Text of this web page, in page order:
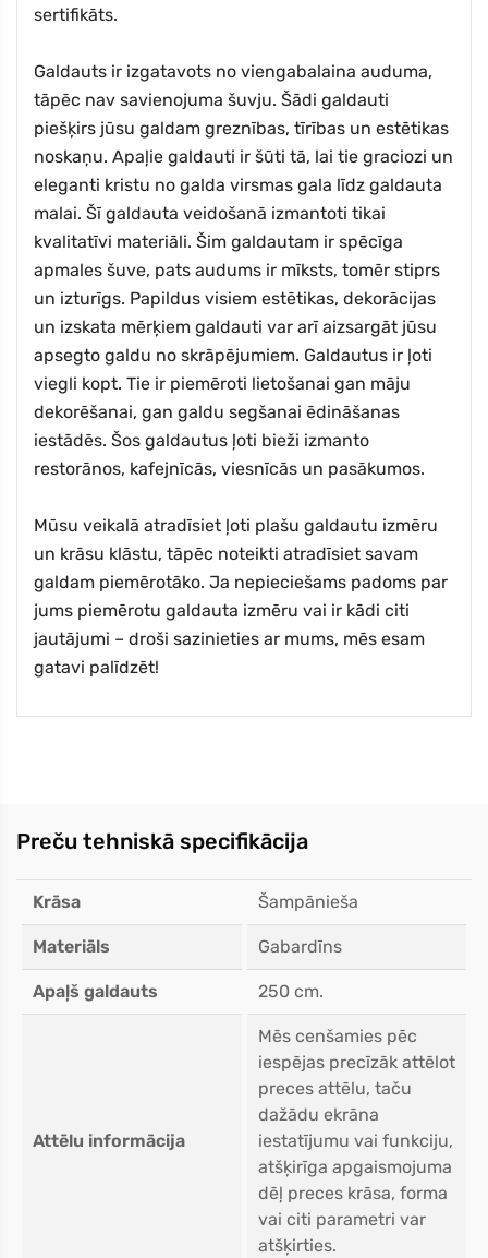
sertifikāts.
Galdauts ir izgatavots no viengabalaina auduma,
tāpēc nav savienojuma šuvju. Šādi galdauti
piešķirs jūsu galdam greznības, tīrības un estētikas
noskaņu. Apaļie galdauti ir šūti tā, lai tie graciozi un
eleganti kristu no galda virsmas gala līdz galdauta
malai. Šī galdauta veidošanā izmantoti tikai
kvalitatīvi materiāli. Šim galdautam ir spēcīga
apmales šuve, pats audums ir mīksts, tomēr stiprs
un izturīgs. Papildus visiem estētikas, dekorācijas
un izskata mērķiem galdauti var arī aizsargāt jūsu
apsegto galdu no skrāpējumiem. Galdautus ir ļoti
viegli kopt. Tie ir piemēroti lietošanai gan māju
dekorēšanai, gan galdu segšanai ēdināšanas
iestādēs. Šos galdautus ļoti bieži izmanto
restorānos, kafejnīcās, viesnīcās un pasākumos.
Mūsu veikalā atradīsiet ļoti plašu galdautu izmēru
un krāsu klāstu, tāpēc noteikti atradīsiet savam
galdam piemērotāko. Ja nepieciešams padoms par
jums piemērotu galdauta izmēru vai ir kādi citi
jautājumi – droši sazinieties ar mums, mēs esam
gatavi palīdzēt!
Preču tehniskā specifikācija
Krāsa Šampānieša
Materiāls Gabardīns
Apaļš galdauts 250 cm.
Attēlu informācija
Mēs cenšamies pēc
iespējas precīzāk attēlot
preces attēlu, taču
dažādu ekrāna
iestatījumu vai funkciju,
atšķirīga apgaismojuma
dēļ preces krāsa, forma
vai citi parametri var
atšķirties.